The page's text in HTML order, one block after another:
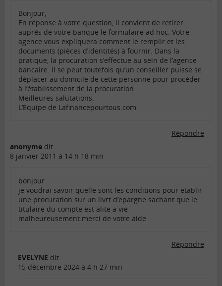
Bonjour,
En réponse à votre question, il convient de retirer
auprès de votre banque le formulaire ad hoc. Votre
agence vous expliquera comment le remplir et les
documents (pièces d’identités) à fournir. Dans la
pratique, la procuration s’effectue au sein de l’agence
bancaire. Il se peut toutefois qu’un conseiller puisse se
déplacer au domicile de cette personne pour procéder
à l’établissement de la procuration.
Meilleures salutations.
L’Equipe de Lafinancepourtous.com
Répondre
anonyme dit :
8 janvier 2011 à 14 h 18 min
bonjour
je voudrai savoir quelle sont les conditions pour etablir
une procuration sur un livrt d’epargne sachant que le
titulaire du compte est alite a vie
malheureusement.merci de votre aide
Répondre
EVELYNE dit :
15 décembre 2024 à 4 h 27 min